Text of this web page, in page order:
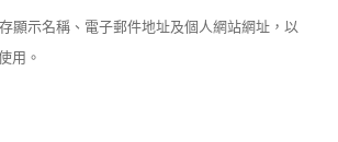
顯示名稱、電子郵件地址及個人網站網址，以
用。